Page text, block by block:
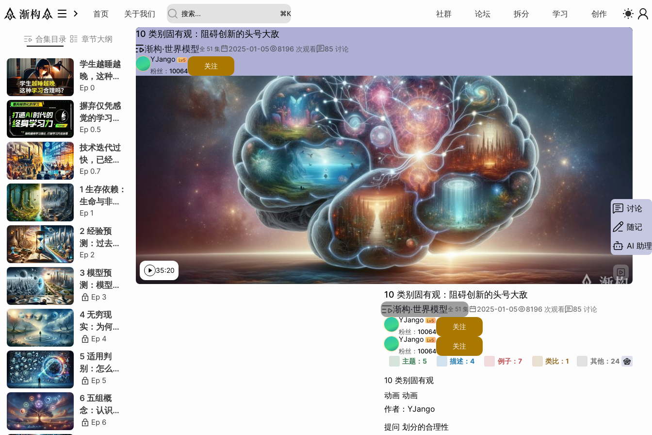
首页 关于我们 ⌘K 社群 论坛 拆分 学习 创作
渐构·世界模型
合集目录 章节大纲
共 5 节
H 10 类别固有观
划分的合理性
10.1 阶段性认识
焦点是划分
沙砾与区域
观念的衍生
H 10.2 观念的影响
学生越睡越
晚，这种学
习合理吗？
Ep 0
摒弃仅凭感
觉的学习，
建立终身学
习的科学框
架
Ep 0.5
技术迭代过
快，已经学
不过来，怎
么保住饭
碗？
Ep 0.7
1 生存依赖：
生命与非生
命的本质区
别
Ep 1
2 经验预
测：过去指
导未来
Ep 2
3 模型预
测：模型预
测未见
Ep 3
4 无穷现
实：为何不
能踏入同一
条河？
Ep 4
5 适用判
别：怎么知
道该用这条
数学公式？
Ep 5
6 五组概
念：认识世
界时的五组
Ep 6
10 类别固有观 4
10 类别固有观
10.1 阶段性认识
10.1 阶段性认识
10.2 观念的影响
10.2 观念的影响
10.3 马克思原话
10.3 马克思原话
10.4 观念的产生
10.4 观念的产生
动画
动画
划分的合理性
划分的合理性
普遍观念
普遍观念
问题详述
问题详述
焦点是划分
焦点是划分
苍蝇划分
苍蝇划分
沙砾与区域
沙砾与区域
类别固有观
类别固有观
观念的衍生
观念的衍生
观念的影响
观念的影响
双标排斥
双标排斥
主旨强调
主旨强调
借真袒权
借真袒权
让渡话语权
让渡话语权
两个极端
两个极端
标签天然化
标签天然化
概念超然化
概念超然化
物理超然化
物理超然化
马克思的原话
马克思的原话
错误认识
错误认识
正确认识
正确认识
错误后果
错误后果
完整表述
完整表述
选词用意
选词用意
命名背后
命名背后
马克思的批判
马克思的批判
教材上的批判
教材上的批判
为何观念倒退
为何观念倒退
多重解读性
多重解读性
缺乏前置知识
缺乏前置知识
环境建模
环境建模
对教材看法
对教材看法
对环境看法
对环境看法
引出具象说明
引出具象说明
结尾
结尾
背景音乐
背景音乐
10 类别固有观：阻碍创新的头号大敌
渐构·世界模型全 51 集 2025-01-05 8196 次观看 85 讨论
YJango
Lv5
粉丝： 10064
关注
描述： 例子： 类比： 其他： 段落： 字数：
35:20
10 类别固有观：阻碍创新的头号大敌
渐构·世界模型全 51 集 2025-01-05 8196 次观看 85 讨论
YJango Lv5
粉丝： 10064
关注
YJango
Lv5
粉丝： 10064
关注
主题： 5 描述：4 例子： 7 类比：1 其他： 24
10 类别固有观
动画 动画
作者：YJango
提问 划分的合理性
讨论
随记
AI 助理